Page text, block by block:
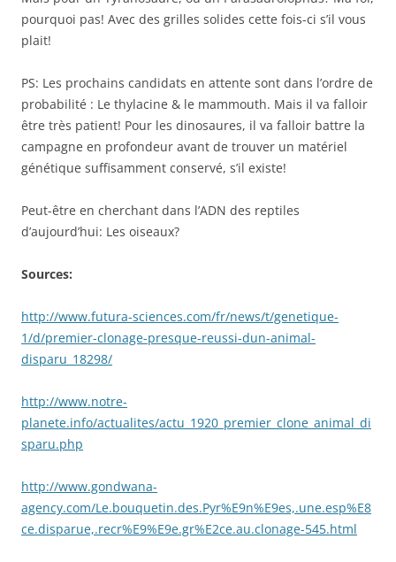
pourquoi pas! Avec des grilles solides cette fois-ci s’il vous
plait!
PS: Les prochains candidats en attente sont dans l’ordre de
probabilité : Le thylacine & le mammouth. Mais il va falloir
être très patient! Pour les dinosaures, il va falloir battre la
campagne en profondeur avant de trouver un matériel
génétique suffisamment conservé, s’il existe!
Peut-être en cherchant dans l’ADN des reptiles
d’aujourd’hui: Les oiseaux?
Sources:
http://www.futura-sciences.com/fr/news/t/genetique-
1/d/premier-clonage-presque-reussi-dun-animal-
disparu_18298/
http://www.notre-
planete.info/actualites/actu_1920_premier_clone_animal_di
sparu.php
http://www.gondwana-
agency.com/Le.bouquetin.des.Pyr%E9n%E9es,.une.esp%E8
ce.disparue,.recr%E9%E9e.gr%E2ce.au.clonage-545.html